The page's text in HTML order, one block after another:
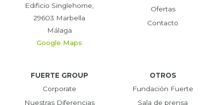
Edificio Singlehome,
29603 Marbella
Málaga
Google Maps
Ofertas
Contacto
FUERTE GROUP
Corporate
Nuestras Diferencias
OTROS
Fundación Fuerte
Sala de prensa